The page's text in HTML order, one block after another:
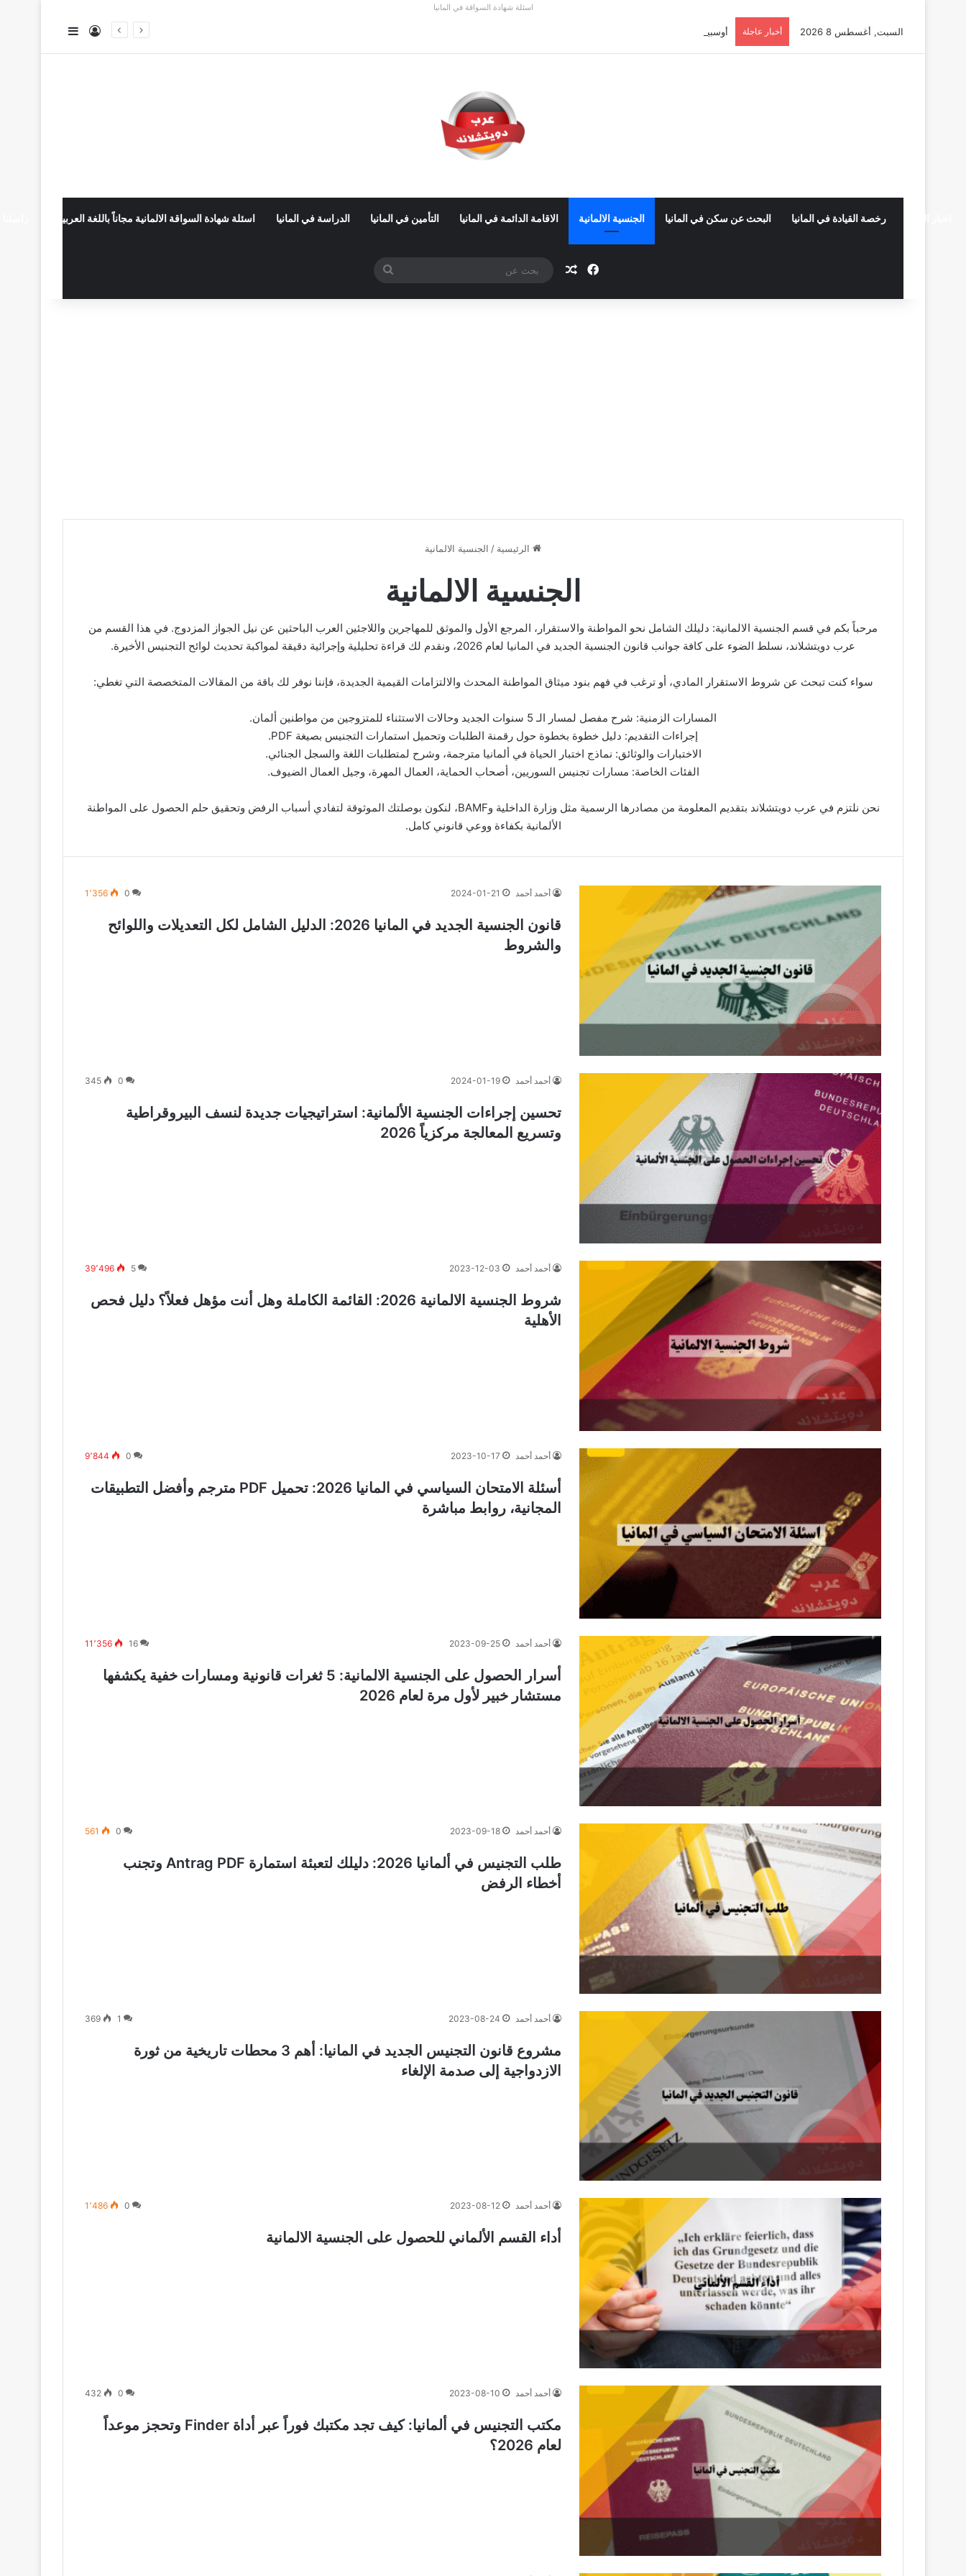
اسئلة شهادة السواقة في المانيا
السبت, أغسطس 8 2026 أخبار عاجلة أوسبيلدونغ تبريد مراكز البيانات في ألمانيا 2026: الأجور والشروط تسجيل الدخول
رخصة القيادة في المانيا البحث عن سكن في المانيا الجنسية الالمانية الاقامة الدائمة في المانيا التأمين في المانيا الدراسة في المانيا اسئلة شهادة السواقة الالمانية مجاناً باللغة العربية
فيسبوكمقال عشوائي
الرئيسية / الجنسية الالمانية
الجنسية الالمانية
مرحباً بكم في قسم الجنسية الالمانية: دليلك الشامل نحو المواطنة والاستقرار، المرجع الأول والموثق للمهاجرين واللاجئين العرب الباحثين عن نيل الجواز المزدوج. في هذا القسم من
عرب دويتشلاند، نسلط الضوء على كافة جوانب قانون الجنسية الجديد في المانيا لعام 2026، ونقدم لك قراءة تحليلية وإجرائية دقيقة لمواكبة تحديث لوائح التجنيس الأخيرة.
سواء كنت تبحث عن شروط الاستقرار المادي، أو ترغب في فهم بنود ميثاق المواطنة المحدث والالتزامات القيمية الجديدة، فإننا نوفر لك باقة من المقالات المتخصصة التي تغطي:
المسارات الزمنية: شرح مفصل لمسار الـ 5 سنوات الجديد وحالات الاستثناء للمتزوجين من مواطنين ألمان.
إجراءات التقديم: دليل خطوة بخطوة حول رقمنة الطلبات وتحميل استمارات التجنيس بصيغة PDF.
الاختبارات والوثائق: نماذج اختبار الحياة في ألمانيا مترجمة، وشرح لمتطلبات اللغة والسجل الجنائي.
الفئات الخاصة: مسارات تجنيس السوريين، أصحاب الحماية، العمال المهرة، وجيل العمال الضيوف.
نحن نلتزم في عرب دويتشلاند بتقديم المعلومة من مصادرها الرسمية مثل وزارة الداخلية وBAMF، لنكون بوصلتك الموثوقة لتفادي أسباب الرفض وتحقيق حلم الحصول على المواطنة
الألمانية بكفاءة ووعي قانوني كامل.
أحمد أحمد 2024-01-21
0 1٬356
قانون الجنسية الجديد في المانيا 2026: الدليل الشامل لكل التعديلات واللوائح
والشروط
أحمد أحمد 2024-01-19
0
345
تحسين إجراءات الجنسية الألمانية: استراتيجيات جديدة لنسف البيروقراطية
وتسريع المعالجة مركزياً 2026
أحمد أحمد 2023-12-03
5 39٬496
شروط الجنسية الالمانية 2026: القائمة الكاملة وهل أنت مؤهل فعلاً؟ دليل فحص
الأهلية
أحمد أحمد 2023-10-17
0 9٬844
أسئلة الامتحان السياسي في المانيا 2026: تحميل PDF مترجم وأفضل التطبيقات
المجانية، روابط مباشرة
أحمد أحمد 2023-09-25
16 11٬356
أسرار الحصول على الجنسية الالمانية: 5 ثغرات قانونية ومسارات خفية يكشفها
مستشار خبير لأول مرة لعام 2026
أحمد أحمد 2023-09-18
0
561
طلب التجنيس في ألمانيا 2026: دليلك لتعبئة استمارة Antrag PDF وتجنب
أخطاء الرفض
أحمد أحمد 2023-08-24
1
369
مشروع قانون التجنيس الجديد في المانيا: أهم 3 محطات تاريخية من ثورة
الازدواجية إلى صدمة الإلغاء
أحمد أحمد 2023-08-12
0 1٬486
أداء القسم الألماني للحصول على الجنسية الالمانية
أحمد أحمد 2023-08-10
0
432
مكتب التجنيس في ألمانيا: كيف تجد مكتبك فوراً عبر أداة Finder وتحجز موعداً
لعام 2026؟